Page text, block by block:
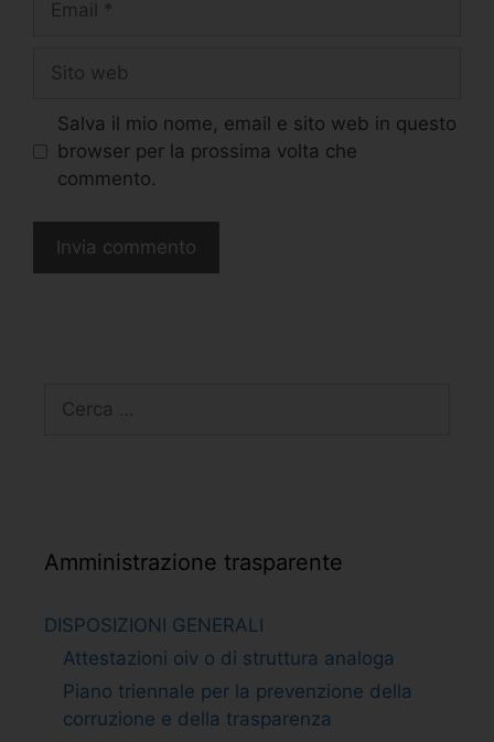
Salva il mio nome, email e sito web in questo
browser per la prossima volta che
commento.
Amministrazione trasparente
DISPOSIZIONI GENERALI
Attestazioni oiv o di struttura analoga
Piano triennale per la prevenzione della
corruzione e della trasparenza